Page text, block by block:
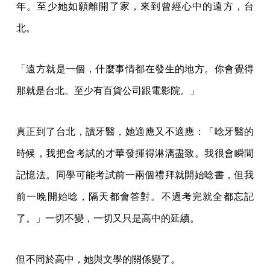
年。至少她如願離開了家，來到曾經心中的遠方，台
北。
「遠方就是一個，什麼事情都在發生的地方。你會覺得
那就是台北。至少有百貨公司跟電影院。」
真正到了台北，讀牙醫，她適應又不適應：「唸牙醫的
時候，我把會考試的才華發揮得淋漓盡致。我很會瞬間
記憶法。同學可能考試前一兩個禮拜就開始唸書，但我
前一晚開始唸，隔天都會答對。不過考完就全都忘記
了。」一切不變，一切又只是高中的延續。
但不同於高中，她與文學的關係變了。